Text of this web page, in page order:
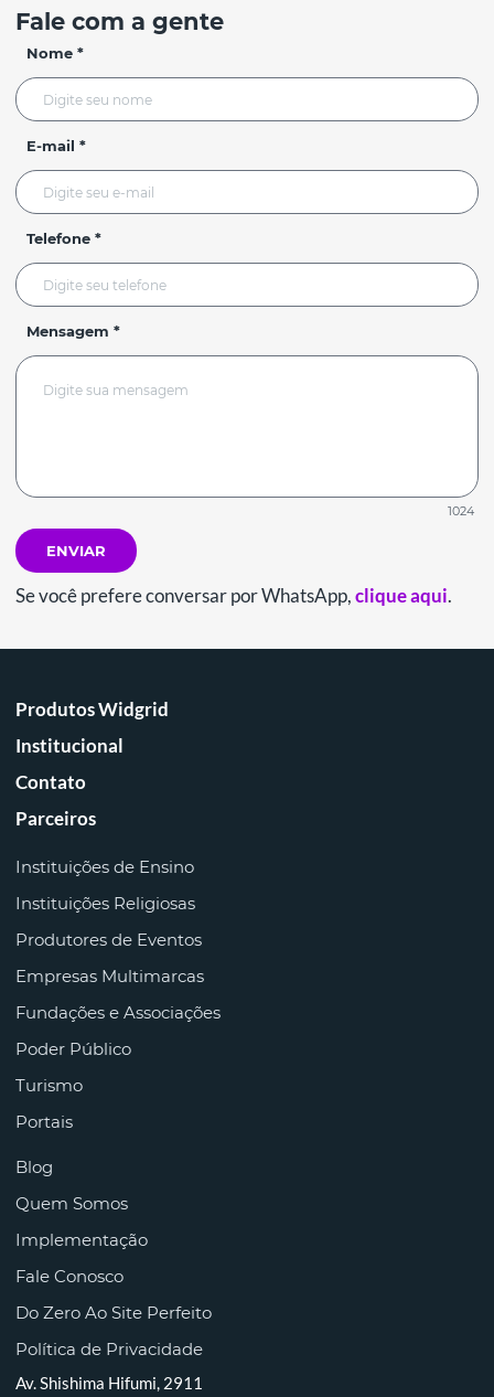
Fale com a gente
Nome *
E-mail *
Telefone *
Mensagem *
1024
ENVIAR
Se você prefere conversar por WhatsApp,clique aqui.
Produtos Widgrid
Institucional
Contato
Parceiros
Instituições de Ensino
Instituições Religiosas
Produtores de Eventos
Empresas Multimarcas
Fundações e Associações
Poder Público
Turismo
Portais
Blog
Quem Somos
Implementação
Fale Conosco
Do Zero Ao Site Perfeito
Política de Privacidade
Av. Shishima Hifumi, 2911